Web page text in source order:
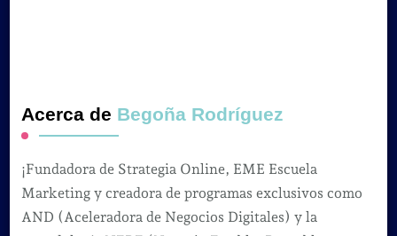
Acerca de Begoña Rodríguez
¡Fundadora de Strategia Online, EME Escuela
Marketing y creadora de programas exclusivos como
AND (Aceleradora de Negocios Digitales) y la